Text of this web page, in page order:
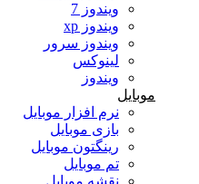
ویندوز 7
ویندوز xp
ویندوز سرور
لینوکس
ویندوز
نرم افزار موبایل
بازی موبایل
رینگتون موبایل
تم موبایل
نقشه موبایل